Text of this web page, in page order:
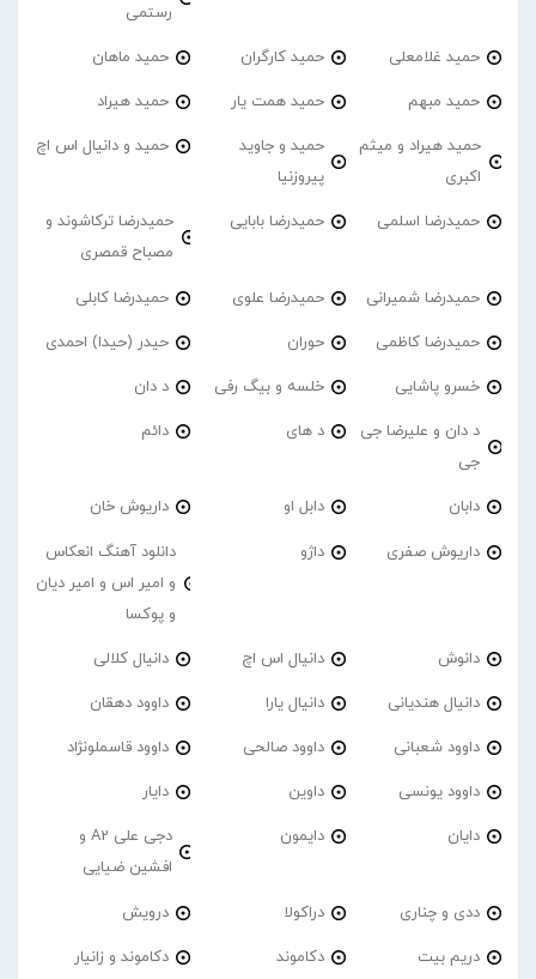
رستمی
حمید غلامعلی حمید کارگران حمید ماهان
حمید مبهم حمید همت یار حمید هیراد
حمید هیراد و میثم
اکبری
حمید و جاوید
پیروزنیا
حمید و دانیال اس اچ
حمیدرضا اسلمی حمیدرضا بابایی
حمیدرضا ترکاشوند و
مصباح قمصری
حمیدرضا شمیرانی حمیدرضا علوی حمیدرضا کابلی
حمیدرضا کاظمی حوران حیدر (حیدا) احمدی
خسرو پاشایی خلسه و بیگ رفی د دان
د دان و علیرضا جی
جی
د های دائم
دابان دابل او داریوش خان
داریوش صفری داژو
دانلود آهنگ انعکاس
و امیر اس و امیر دیان
و پوکسا
دانوش دانیال اس اچ دانیال کلالی
دانیال هندیانی دانیال یارا داوود دهقان
داوود شعبانی داوود صالحی داوود قاسملونژاد
داوود یونسی داوین دایار
دایان دایمون
دجی علی A2 و
افشین ضیایی
ددی و چناری دراکولا درویش
دریم بیت دکاموند دکاموند و زانیار